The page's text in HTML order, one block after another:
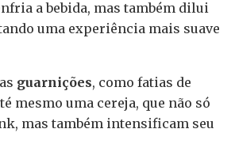
a bebida, mas também dilui
uma experiência mais suave
guarnições, como fatias de
mesmo uma cereja, que não só
mas também intensificam seu